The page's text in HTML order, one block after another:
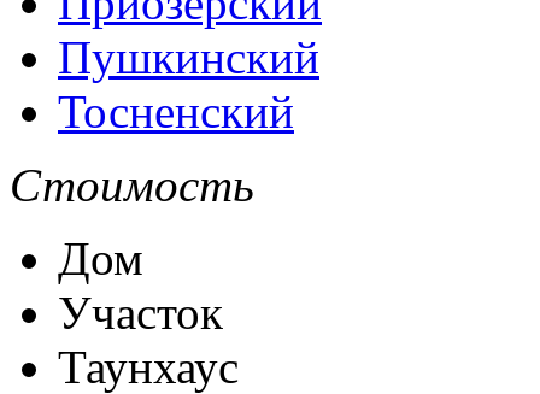
Пушкинский
Тосненский
Стоимость
Дом
Участок
Таунхаус